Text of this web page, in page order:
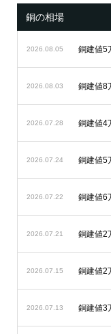
銅の相場
2026.08.05 銅建値5
2026.08.03 銅建値8
2026.07.28 銅建値4
2026.07.24 銅建値5
2026.07.22 銅建値6
2026.07.21 銅建値2
2026.07.15 銅建値2
2026.07.13 銅建値3